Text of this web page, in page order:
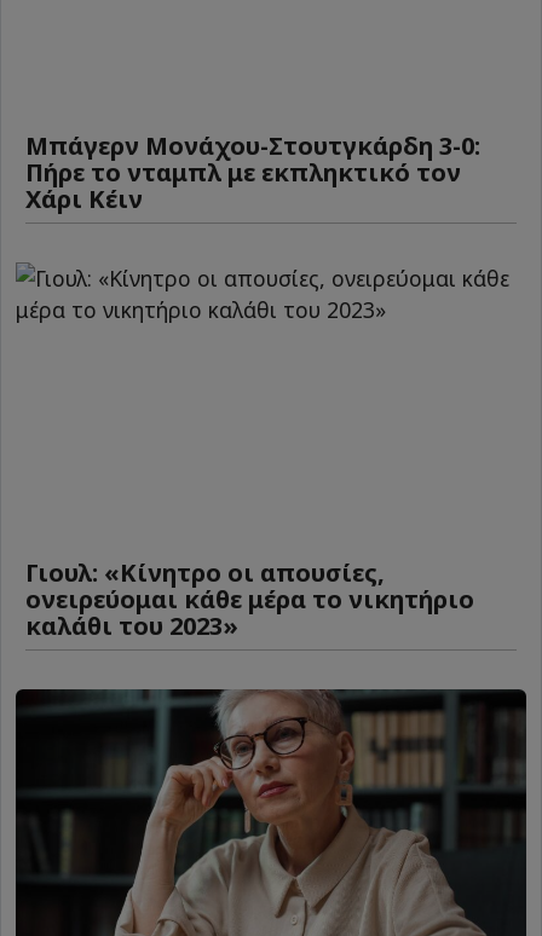
Μπάγερν Μονάχου-Στουτγκάρδη 3-0:
Πήρε το νταμπλ με εκπληκτικό τον
Χάρι Κέιν
Γιουλ: «Κίνητρο οι απουσίες,
ονειρεύομαι κάθε μέρα το νικητήριο
καλάθι του 2023»